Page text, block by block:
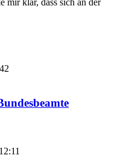
mir klar, dass sich an der